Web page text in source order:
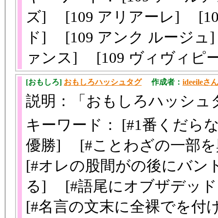
ズ] [109 アリアーレ]
ド] [109 アンク ルージ
ァンス] [109 ヴィヴィ
[おもしろ] おもしろハッシュタグ作成者： ideeileさん
説明：「おもしろハッシュ
キーワード： [#1番くだら
優勝] [#ことわざの一部
[#オレの股間がの後にバン
る] [#語尾にオブザデッ
[#名言の文末に全裸でを